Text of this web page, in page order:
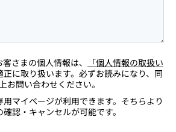
さまの個人情報は、
「個人情報の取扱い
正に取り扱います。必ずお読みになり、同
お問い合わせください。
マイページが利用できます。そちらより
認・キャンセルが可能です。